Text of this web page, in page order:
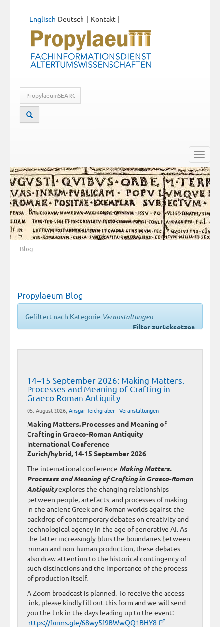
Deutsch
Englisch Kontakt |
Toggle
Blog
Propylaeum Blog
Gefiltert nach Kategorie Veranstaltungen
Filter zurücksetzen
14–15 September 2026: Making Matters.
Processes and Meaning of Crafting in
Graeco-Roman Antiquity
05. August 2026, Ansgar Teichgräber-Veranstaltungen
Making Matters. Processes and Meaning of
Crafting in Graeco-Roman Antiquity
International Conference
Zurich/hybrid, 14-15 September 2026
The international conference Making Matters.
Processes and Meaning of Crafting in Graeco-Roman
Antiquityexplores the changing relationships
between people, artefacts, and processes of making
in the ancient Greek and Roman worlds against the
backdrop of contemporary debates on creativity and
technological agency in the age of generative AI. As
the latter increasingly blurs the boundaries between
human and non-human production, these debates
also draw attention to the historical contingency of
such distinctions and the importance of the process
of production itself.
A Zoom broadcast is planned. To receive the access
link, please kindly fill out this form and we will send
you the link in the days leading up to the event:
https://forms.gle/68wy5f9BWwQQ1BHY8